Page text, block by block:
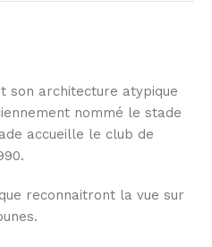
son architecture atypique
nommé le stade
accueille le club de
reconnaitront la vue sur